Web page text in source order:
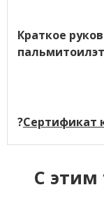
Краткое
?Сертификат
C